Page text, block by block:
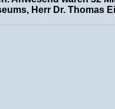
Herr Dr. Thomas